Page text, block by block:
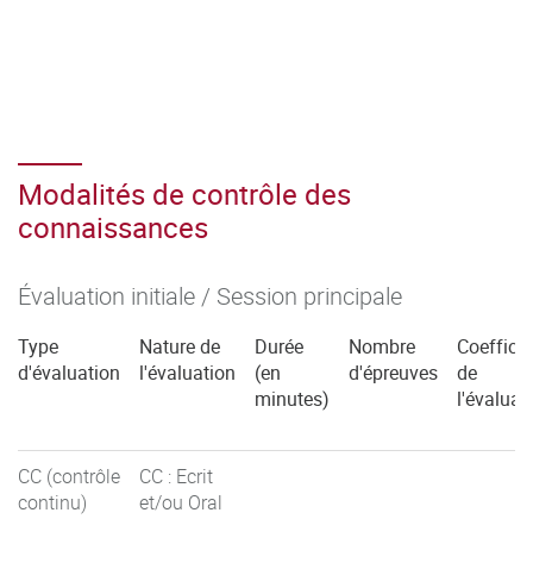
Modalités de contrôle des
connaissances
Évaluation initiale / Session principale
Type
d'évaluation
Nature de
l'évaluation
Durée
(en
minutes)
Nombre
d'épreuves
de
CC (contrôle
continu)
CC : Ecrit
et/ou Oral